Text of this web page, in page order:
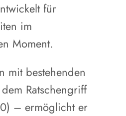
für
im
Moment.
mit bestehenden
Ratschengriff
– ermöglicht er